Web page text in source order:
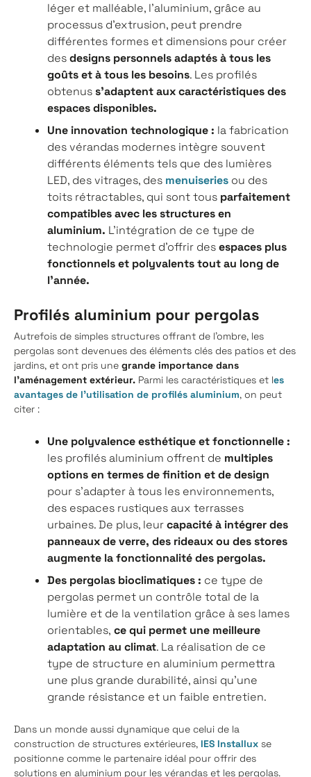
léger et malléable, l'aluminium, grâce au
processus d'extrusion, peut prendre
différentes formes et dimensions pour créer
desdesigns personnels adaptés à tous les
goûts et à tous les besoins. Les profilés
obtenuss'adaptent aux caractéristiques des
espaces disponibles.
Une innovation technologique : la fabrication
des vérandas modernes intègre souvent
différents éléments tels que des lumières
LED, des vitrages, des menuiseries ou des
toits rétractables, qui sont tous parfaitement
compatibles avec les structures en
aluminium. L'intégration de ce type de
technologie permet d'offrir desespaces plus
fonctionnels et polyvalents tout au long de
l'année.
Profilés aluminium pour pergolas
Autrefois de simples structures offrant de l'ombre, les
pergolas sont devenues des éléments clés des patios et des
jardins, et ont pris une grande importance dans
l'aménagement extérieur. Parmi les caractéristiques et les
avantages de l'utilisation de profilés aluminium, on peut
citer :
Une polyvalence esthétique et fonctionnelle :
les profilés aluminium offrent de multiples
options en termes de finition et de design
pour s'adapter à tous les environnements,
des espaces rustiques aux terrasses
urbaines. De plus, leurcapacité à intégrer des
panneaux de verre, des rideaux ou des stores
augmente la fonctionnalité des pergolas.
Des pergolas bioclimatiques : ce type de
pergolas permet un contrôle total de la
lumière et de la ventilation grâce à ses lames
orientables, ce qui permet une meilleure
adaptation au climat. La réalisation de ce
type de structure en aluminium permettra
une plus grande durabilité, ainsi qu'une
grande résistance et un faible entretien.
Dans un monde aussi dynamique que celui de la
construction de structures extérieures, IES Installux se
positionne comme le partenaire idéal pour offrir des
solutions en aluminium pour les vérandas et les pergolas.